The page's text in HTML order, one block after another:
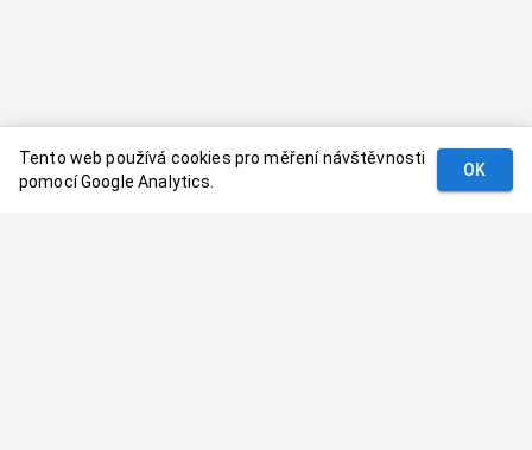
Tento web používá cookies pro měření návštěvnosti
pomocí Google Analytics.
OK